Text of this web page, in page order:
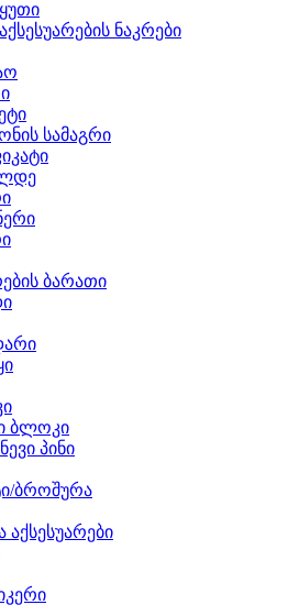
ნაკრები
სამაგრი
ბარათი
ბლოკი
პინი
ბროშურა
აქსესუარები